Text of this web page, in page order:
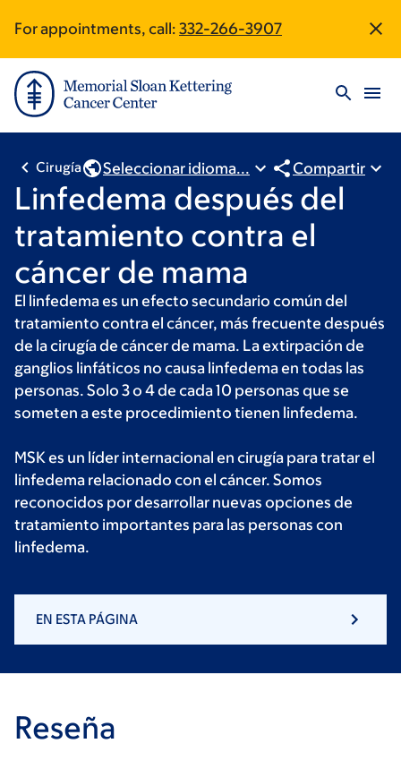
contenido
principal
to
footer
For appointments, call: 332-266-3907
Cirugía Seleccionar idioma... Compartir
Linfedema después del
tratamiento contra el
cáncer de mama
El linfedema es un efecto secundario común del
tratamiento contra el cáncer, más frecuente después
de la cirugía de cáncer de mama. La extirpación de
ganglios linfáticos no causa linfedema en todas las
personas. Solo 3 o 4 de cada 10 personas que se
someten a este procedimiento tienen linfedema.
MSK es un líder internacional en cirugía para tratar el
linfedema relacionado con el cáncer. Somos
reconocidos por desarrollar nuevas opciones de
tratamiento importantes para las personas con
linfedema.
EN ESTA PÁGINA
Reseña
Site
Footer